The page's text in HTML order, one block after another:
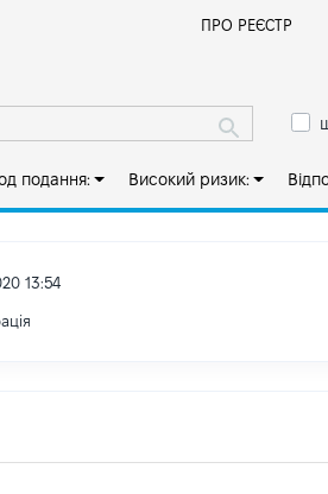
ПРО РЕЄСТР
подання: Високий ризик:
13:54